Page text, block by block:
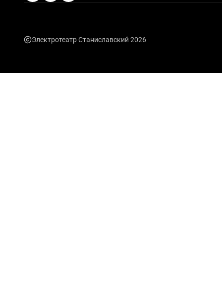
Электротеатр Станиславский 2026